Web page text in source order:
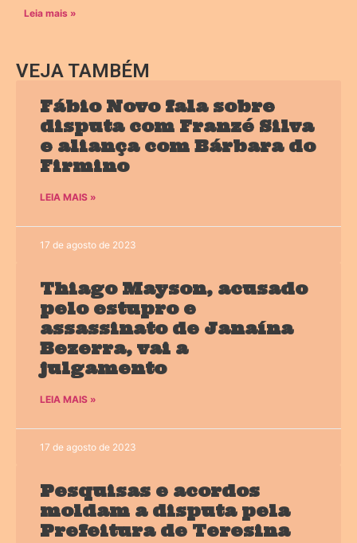
Leia mais »
VEJA TAMBÉM
Fábio Novo fala sobre
disputa com Franzé Silva
e aliança com Bárbara do
Firmino
LEIA MAIS »
17 de agosto de 2023
Thiago Mayson, acusado
pelo estupro e
assassinato de Janaína
Bezerra, vai a
julgamento
LEIA MAIS »
17 de agosto de 2023
Pesquisas e acordos
moldam a disputa pela
Prefeitura de Teresina